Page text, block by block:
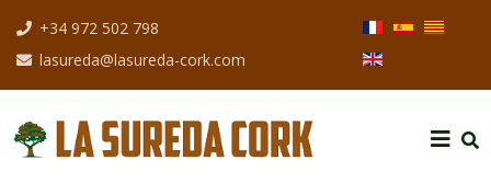
+34 972 502 798
lasureda@lasureda-cork.com
Seleccione su